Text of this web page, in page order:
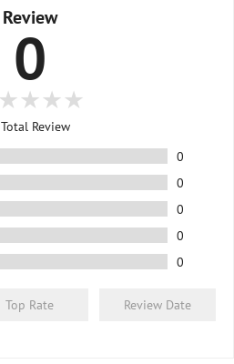
Review
0
Total Review
0
0
0
0
0
Top Rate Review Date